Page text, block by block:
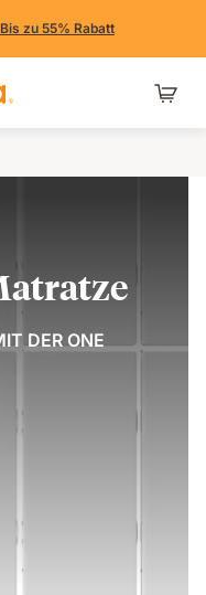
zu 55% Rabatt
DER ONE